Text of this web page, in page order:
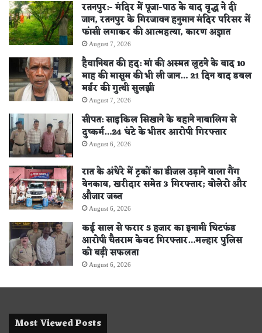
रतनपुर:- मंदिर में पूजा-पाठ के बाद वृद्ध ने दी
जान, रतनपुर के गिरजावन हनुमान मंदिर परिसर में
फांसी लगाकर की आत्महत्या, कारण अज्ञात
August 7, 2026
हैवानियत की हद: मां की अस्मत लूटने के बाद 10
माह की मासूम की भी ली जान… 21 दिन बाद डबल
मर्डर की गुत्थी सुलझी
August 7, 2026
सीपत: साइकिल सिखाने के बहाने नाबालिग से
दुष्कर्म…24 घंटे के भीतर आरोपी गिरफ्तार
August 6, 2026
रात के अंधेरे में ट्रकों का डीजल उड़ाने वाला गैंग
बेनकाब, खरीदार समेत 3 गिरफ्तार; बोलेरो और
औजार जब्त
August 6, 2026
कई साल से फरार 5 हजार का इनामी चिटफंड
आरोपी चैतराम केवट गिरफ्तार…मल्हार पुलिस
को बड़ी सफलता
August 6, 2026
Most Viewed Posts